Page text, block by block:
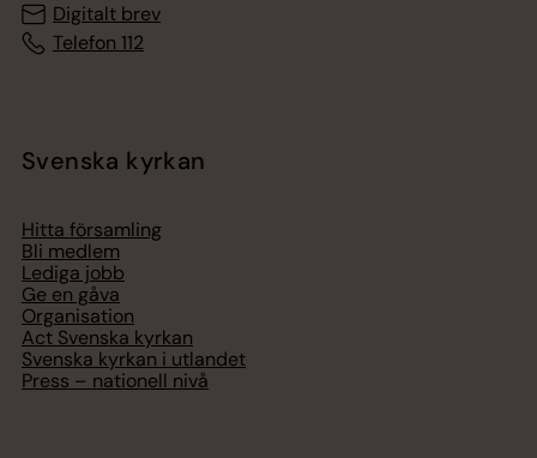
Digitalt brev
Telefon 112
Svenska kyrkan
Hitta församling
Bli medlem
Lediga jobb
Ge en gåva
Organisation
Act Svenska kyrkan
Svenska kyrkan i utlandet
Press – nationell nivå